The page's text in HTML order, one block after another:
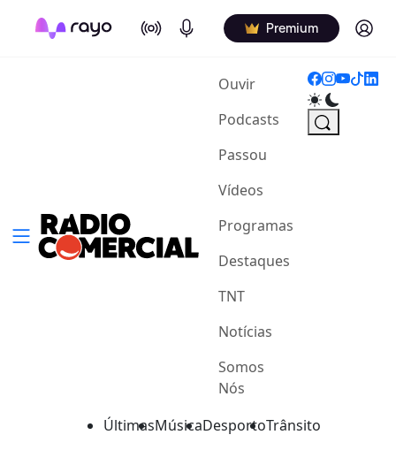
On Air Podcasts Premium Log in
Ouvir(current)
Podcasts
Passou
Vídeos
Programas
Destaques
TNT
Notícias
Somos
Nós
ÚltimasMúsicaDesportoTrânsito